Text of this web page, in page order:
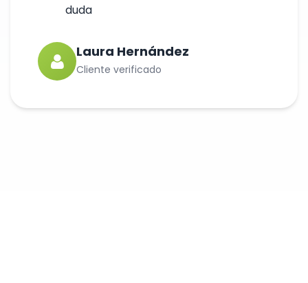
duda
Laura Hernández
Cliente verificado